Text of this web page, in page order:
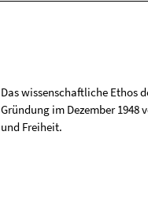
Das wissenschaftliche Ethos
Gründung im Dezember
und Freiheit.